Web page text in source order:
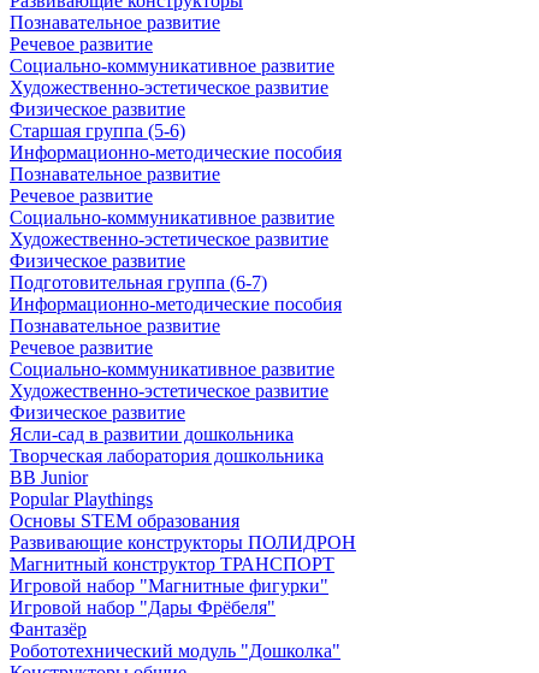
Познавательное развитие
Речевое развитие
Социально-коммуникативное развитие
Художественно-эстетическое развитие
Физическое развитие
Старшая группа (5-6)
Информационно-методические пособия
Познавательное развитие
Речевое развитие
Социально-коммуникативное развитие
Художественно-эстетическое развитие
Физическое развитие
Подготовительная группа (6-7)
Информационно-методические пособия
Познавательное развитие
Речевое развитие
Социально-коммуникативное развитие
Художественно-эстетическое развитие
Физическое развитие
Ясли-сад в развитии дошкольника
Творческая лаборатория дошкольника
BB Junior
Popular Playthings
Основы STEM образования
Развивающие конструкторы ПОЛИДРОН
Магнитный конструктор ТРАНСПОРТ
Игровой набор "Магнитные фигурки"
Игровой набор "Дары Фрёбеля"
Фантазёр
Робототехнический модуль "Дошколка"